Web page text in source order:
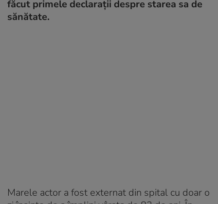
făcut primele declarații despre starea sa de
sănătate.
Marele actor a fost externat din spital cu doar o